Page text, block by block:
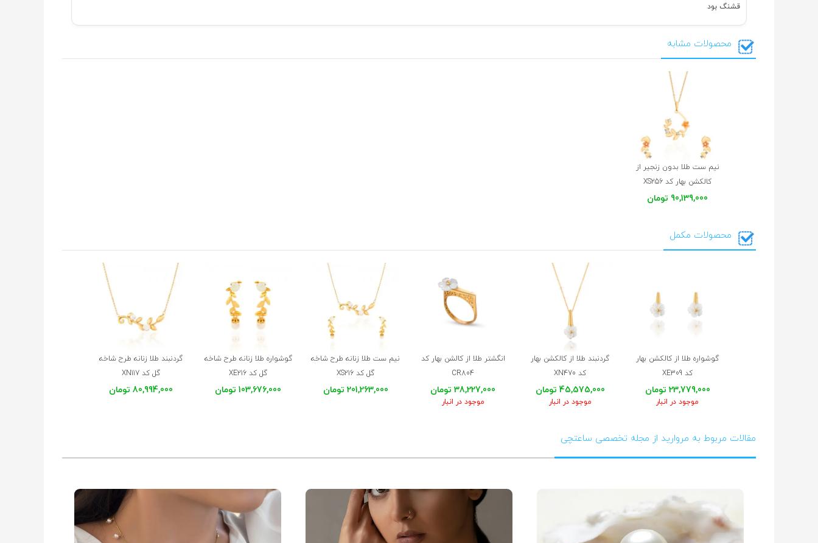
قشنگ بود
محصولات مشابه
نیم ست طلا بدون زنجیر از
کالکشن بهار کد XS256
90,139,000 تومان
محصولات مکمل
گوشواره طلا از کالکشن بهار
کد XE309
23,779,000 تومان
موجود در انبار
گردنبند طلا از کالکشن بهار
کد XN470
45,575,000 تومان
موجود در انبار
انگشتر طلا از کالشن بهار کد
CR804
38,227,000 تومان
موجود در انبار
نیم ست طلا زنانه طرح شاخه
گل کد XS216
201,263,000 تومان
گوشواره طلا زنانه طرح شاخه
گل کد XE216
103,676,000 تومان
گردنبند طلا زنانه طرح شاخه
گل کد XN117
80,994,000 تومان
مقالات مربوط به مروارید از مجله تخصصی ساعتچی